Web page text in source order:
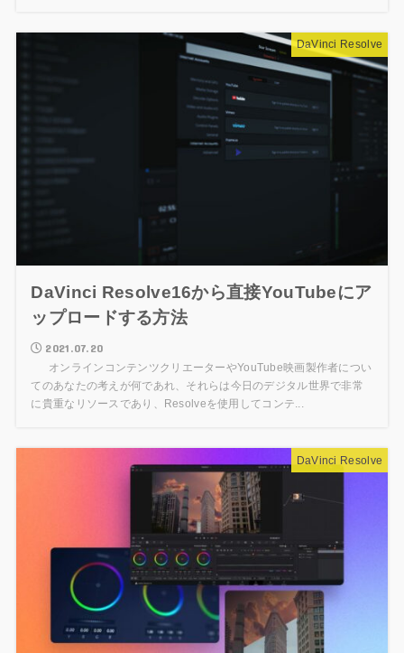
DaVinci Resolve
DaVinci Resolve16から直接YouTubeにア
ップロードする方法
2021.07.20
オンラインコンテンツクリエーターやYouTube映画製作者につい
てのあなたの考えが何であれ、それらは今日のデジタル世界で非常
に貴重なリソースであり、Resolveを使用してコンテ...
DaVinci Resolve